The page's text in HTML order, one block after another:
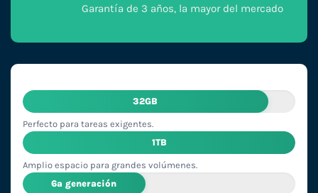
Garantía de 3 años, la mayor del mercado
32GB
Perfecto para tareas exigentes.
1TB
Amplio espacio para grandes volúmenes.
6ª generación